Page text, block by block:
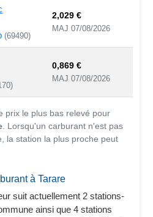
(69490)
2,029 €
MAJ 07/08/2026
0,869 €
MAJ 07/08/2026
prix le plus bas relevé pour
. Lorsqu'un carburant n'est pas
la station la plus proche peut
à Tarare
suit actuellement 2 stations-
ainsi que 4 stations